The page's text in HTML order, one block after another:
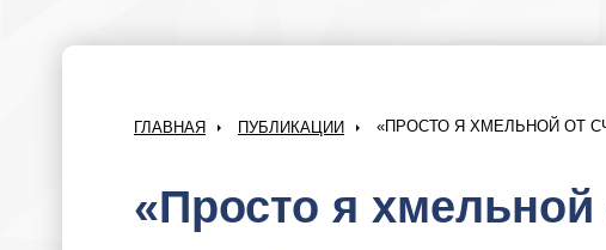
ГЛАВНАЯ ПУБЛИКАЦИИ «ПРОСТО Я ХМЕЛЬНОЙ ОТ
«Просто я